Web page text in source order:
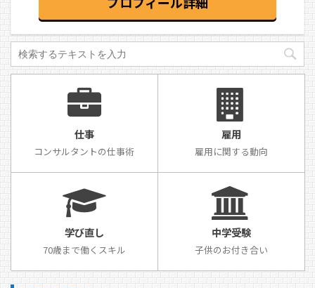
仕事
コンサルタントの仕事術
雇用
雇用に関する動向
学び直し
70歳まで働くスキル
中学受験
子供のお付き合い